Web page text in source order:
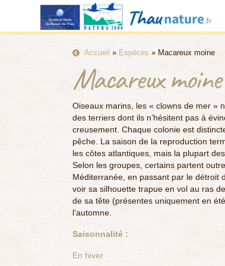
Accueil » Espèces » Macareux moine
Macareux moine
Oiseaux marins, les « clowns de mer »
des terriers dont ils n’hésitent pas à
creusement. Chaque colonie est
pêche. La saison de la reproduction
les côtes atlantiques, mais la plupart
Selon les groupes, certains partent
Méditerranée, en passant par le détroit
voir sa silhouette trapue en vol au ras
de sa tête (présentes uniquement en
l’automne.
Saisonnalité :
En hiver